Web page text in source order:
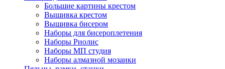
Большие картины крестом
Вышивка крестом
Вышивка бисером
Наборы для бисероплетения
Наборы Риолис
Наборы МП студия
Наборы алмазной мозаики